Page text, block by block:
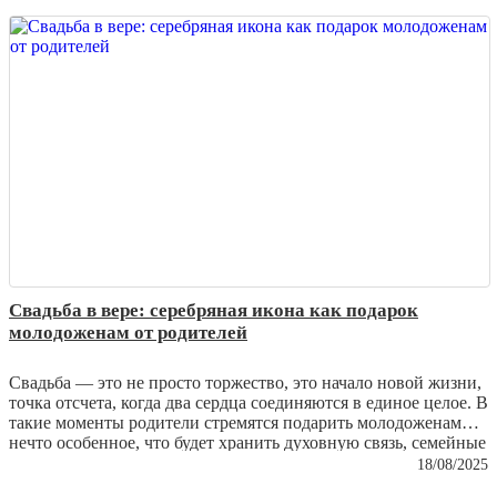
В этой статье мы расскажем, почему серебряные цепочки и
браслеты нуждаются в особом уходе и как сохранить их
Свадьба в вере: серебряная икона как подарок
молодоженам от родителей
Свадьба — это не просто торжество, это начало новой жизни,
точка отсчета, когда два сердца соединяются в единое целое. В
такие моменты родители стремятся подарить молодоженам
нечто особенное, что будет хранить духовную связь, семейные
традиции и благословение. Среди множества подарков18/08/2025